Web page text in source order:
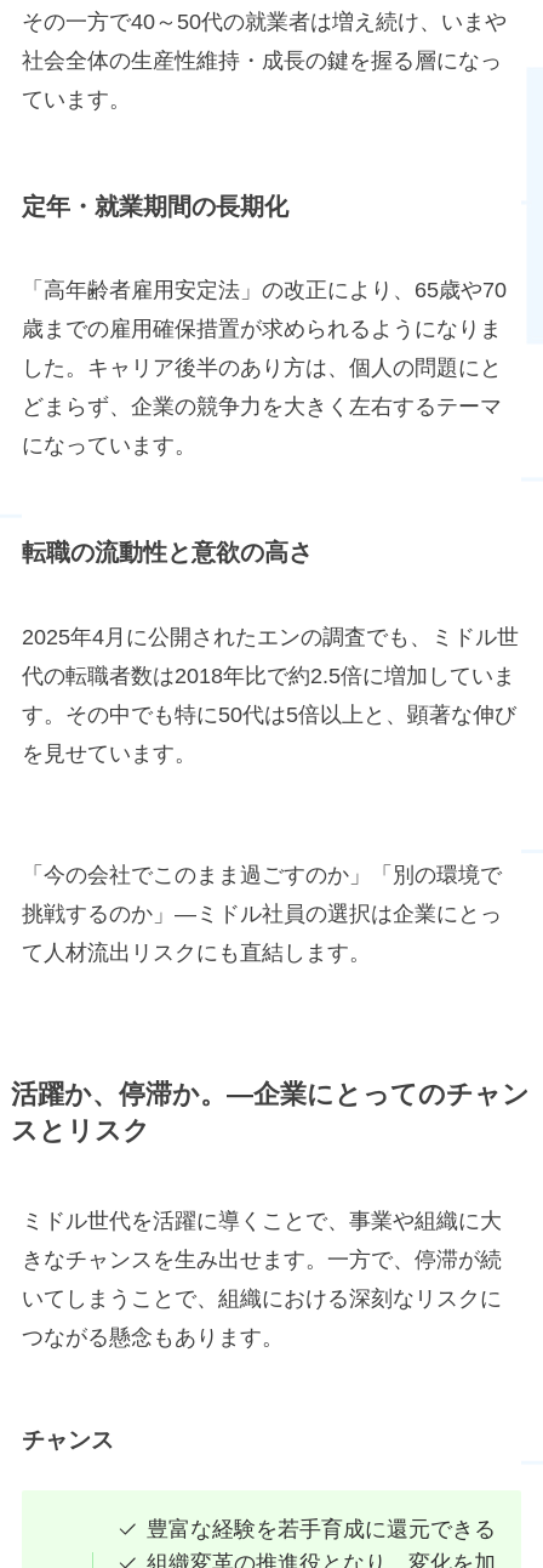
その一方で40～50代の就業者は増え続け、いまや
社会全体の生産性維持・成長の鍵を握る層になっ
ています。
定年・就業期間の長期化
「高年齢者雇用安定法」の改正により、65歳や70
歳までの雇用確保措置が求められるようになりま
した。キャリア後半のあり方は、個人の問題にと
どまらず、企業の競争力を大きく左右するテーマ
になっています。
転職の流動性と意欲の高さ
2025年4月に公開されたエンの調査でも、ミドル世
代の転職者数は2018年比で約2.5倍に増加していま
す。その中でも特に50代は5倍以上と、顕著な伸び
を見せています。
「今の会社でこのまま過ごすのか」「別の環境で
挑戦するのか」―ミドル社員の選択は企業にとっ
て人材流出リスクにも直結します。
活躍か、停滞か。―企業にとってのチャン
スとリスク
ミドル世代を活躍に導くことで、事業や組織に大
きなチャンスを生み出せます。一方で、停滞が続
いてしまうことで、組織における深刻なリスクに
つながる懸念もあります。
チャンス
豊富な経験を若手育成に還元できる